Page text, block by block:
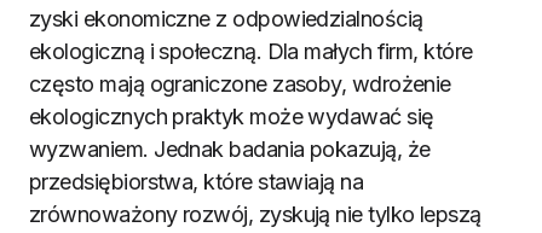
zyski ekonomiczne z odpowiedzialnością
ekologiczną i społeczną. Dla małych firm, które
często mają ograniczone zasoby, wdrożenie
ekologicznych praktyk może wydawać się
wyzwaniem. Jednak badania pokazują, że
przedsiębiorstwa, które stawiają na
zrównoważony rozwój, zyskują nie tylko lepszą